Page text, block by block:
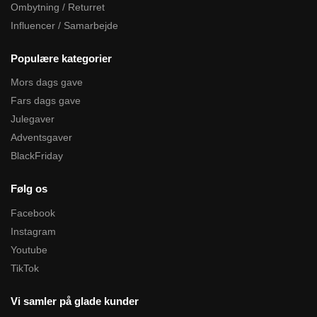
Ombytning / Returret
Influencer / Samarbejde
Populære kategorier
Mors dags gave
Fars dags gave
Julegaver
Adventsgaver
BlackFriday
Følg os
Facebook
Instagram
Youtube
TikTok
Vi samler på glade kunder